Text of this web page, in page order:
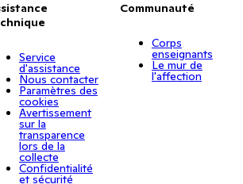
Service
d'assistance
Nous contacter
Paramètres des
cookies
Avertissement
sur la
transparence
lors de la
collecte
Confidentialité
et sécurité
Communauté
Corps
enseignants
Le mur de
l'affection